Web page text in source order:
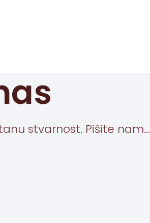
stvarnost. Pišite nam...